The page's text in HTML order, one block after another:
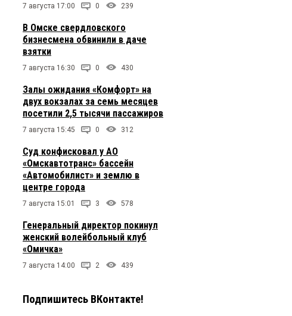
7 августа 17:00 0 239
В Омске свердловского
бизнесмена обвинили в даче
взятки
7 августа 16:30 0 430
Залы ожидания «Комфорт» на
двух вокзалах за семь месяцев
посетили 2,5 тысячи пассажиров
7 августа 15:45 0 312
Суд конфисковал у АО
«Омскавтотранс» бассейн
«Автомобилист» и землю в
центре города
7 августа 15:01 3 578
Генеральный директор покинул
женский волейбольный клуб
«Омичка»
7 августа 14:00 2 439
Подпишитесь ВКонтакте!